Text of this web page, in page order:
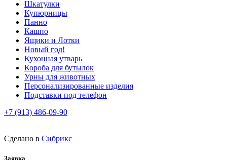
Шкатулки
Купюрницы
Панно
Кашпо
Ящики и Лотки
Новый год!
Кухонная утварь
Короба для бутылок
Урны для животных
Персонализированные изделия
Подставки под телефон
+7 (913) 486-09-90
Сделано в Сибрикс
Заявка